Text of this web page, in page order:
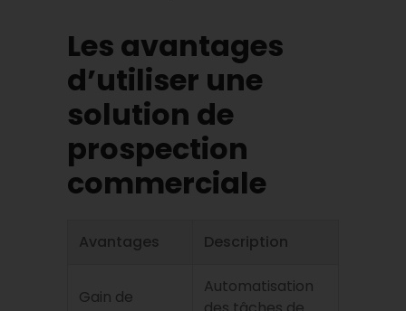
Les avantages
d’utiliser une
solution de
prospection
commerciale
Avantages Description
Gain de
Automatisation